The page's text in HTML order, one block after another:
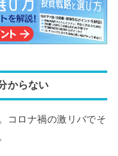
からない
コロナ禍の激リバでそ